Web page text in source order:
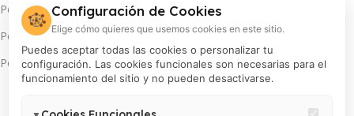
Política de servicio técnico
Política de promociones
Política de cookies
🍪 Configuración de Cookies
Elige cómo quieres que usemos cookies en este sitio.
Puedes aceptar todas las cookies o personalizar tu
configuración. Las cookies funcionales son necesarias para el
funcionamiento del sitio y no pueden desactivarse.